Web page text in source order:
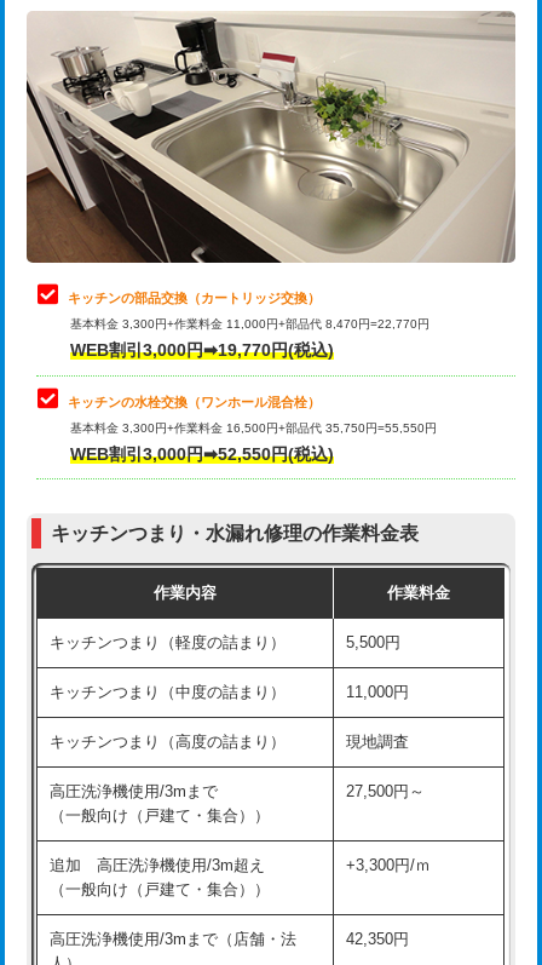
給水管工事※（バンド止め) 3,300円
給水管工事※（支持金具設置) 5,500円
給水管工事※（保温材使用（バンド止
め込み）)
5,500円
給水管工事※（土の掘削・埋め戻し作
11,000円
給水管工事※（塩ビ管（VP・HI）使
用/3ｍまで)
給水管工事※（塩ビ管（VP・HI）使
用（追加）/3ｍ超え)
給水管工事※（ライニング鋼管・銅
管・ポリ管・HT管使用/3ｍまで)
44,000円
管・ポリ管・HT管使用/3ｍ超え)
排水管工事（土の掘削・埋め戻し作
11,000円~
排水管工事（排水管工事/3ｍまで） 55,000円
排水管工事（追加 排水管工事/3ｍ超
+11,000円
マス交換（深さ50㎝未満）
マス交換（深さ50㎝以上） 66,000円
コンクリート斫り（厚さ10㎝まで）
追加トーラー機使用/3m超え +3,300円
カメラ調査 33,000円
桝清掃 8,800円
止水・漏水調査・防水処理・清掃・修
理・調整・分解・加工など（軽作業）
11,000円
止水・漏水調査・防水処理・清掃・修
理・調整・分解・加工など（中作業）
22,000円
止水・漏水調査・防水処理・清掃・修
理・調整・分解・加工など（重作業）
33,000円
お風呂タンク脱着
その他部品の脱着
式・ワンホール）)
交換・取付(排水栓・排水トラップ
22,000円+材料費
持込商品取付（単水栓）
持込商品取付（混合水栓） 16,500円
キッチンの部品交換（カートリッジ交換）
基本料金 3,300円+作業料金 11,000円+部品代 8,470円=22,770円
WEB割引3,000円➡19,770円(税込)
キッチンの水栓交換（ワンホール混合栓）
基本料金 3,300円+作業料金 16,500円+部品代 35,750円=55,550円
WEB割引3,000円➡52,550円(税込)
キッチンつまり・水漏れ修理の作業料金表
作業内容 作業料金
キッチンつまり（軽度の詰まり） 5,500円
キッチンつまり（中度の詰まり） 11,000円
キッチンつまり（高度の詰まり） 現地調査
高圧洗浄機使用/3mまで
（一般向け（戸建て・集合））
27,500円～
追加 高圧洗浄機使用/3m超え
（一般向け（戸建て・集合））
+3,300円/ｍ
高圧洗浄機使用/3mまで（店舗・法
42,350円